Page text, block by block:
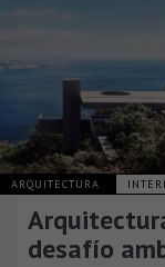
ARQUITECTURA
desafío